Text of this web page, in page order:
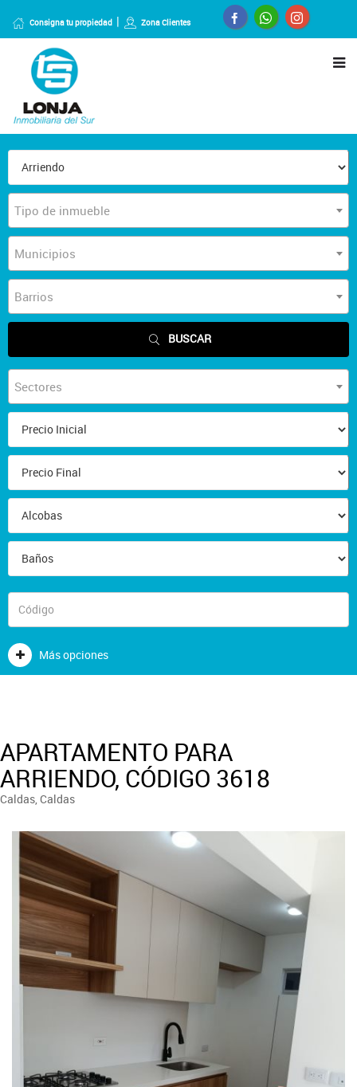
Consigna tu propiedad Zona Clientes
Tipo de inmueble
Municipios
Barrios
BUSCAR
Sectores
Más opciones
APARTAMENTO PARA
ARRIENDO, CÓDIGO 3618
Caldas, Caldas